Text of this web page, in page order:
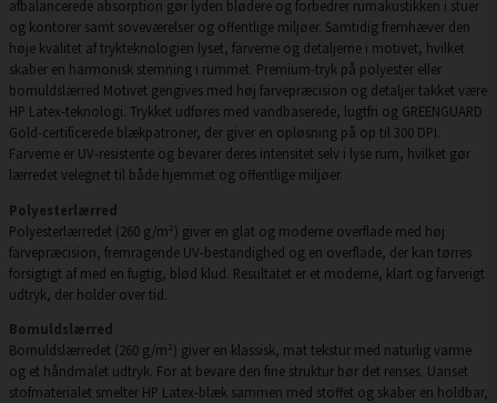
afbalancerede absorption gør lyden blødere og forbedrer rumakustikken i stuer
og kontorer samt soveværelser og offentlige miljøer. Samtidig fremhæver den
høje kvalitet af trykteknologien lyset, farverne og detaljerne i motivet, hvilket
skaber en harmonisk stemning i rummet. Premium-tryk på polyester eller
bomuldslærred Motivet gengives med høj farvepræcision og detaljer takket være
HP Latex-teknologi. Trykket udføres med vandbaserede, lugtfri og GREENGUARD
Gold-certificerede blækpatroner, der giver en opløsning på op til 300 DPI.
Farverne er UV-resistente og bevarer deres intensitet selv i lyse rum, hvilket gør
lærredet velegnet til både hjemmet og offentlige miljøer.
Polyesterlærred
Polyesterlærredet (260 g/m²) giver en glat og moderne overflade med høj
farvepræcision, fremragende UV-bestandighed og en overflade, der kan tørres
forsigtigt af med en fugtig, blød klud. Resultatet er et moderne, klart og farverigt
udtryk, der holder over tid.
Bomuldslærred
Bomuldslærredet (260 g/m²) giver en klassisk, mat tekstur med naturlig varme
og et håndmalet udtryk. For at bevare den fine struktur bør det renses. Uanset
stofmaterialet smelter HP Latex-blæk sammen med stoffet og skaber en holdbar,